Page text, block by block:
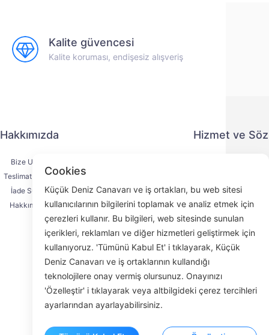
Kalite güvencesi
Kalite koruması, endişesiz alışveriş
Hakkımızda
Bize Ulaşın
Teslimat Süreci
İade Süreci
Hakkımızda
Hizmet ve
Hizmet
KYC
ROOM
Cookies
Küçük Deniz Canavarı ve iş ortakları, bu web sitesi
kullanıcılarının bilgilerini toplamak ve analiz etmek için
çerezleri kullanır. Bu bilgileri, web sitesinde sunulan
içerikleri, reklamları ve diğer hizmetleri geliştirmek için
kullanıyoruz. 'Tümünü Kabul Et' i tıklayarak, Küçük
Deniz Canavarı ve iş ortaklarının kullandığı
teknolojilere onay vermiş olursunuz. Onayınızı
'Özelleştir' i tıklayarak veya altbilgideki çerez tercihleri
ayarlarından ayarlayabilirsiniz.